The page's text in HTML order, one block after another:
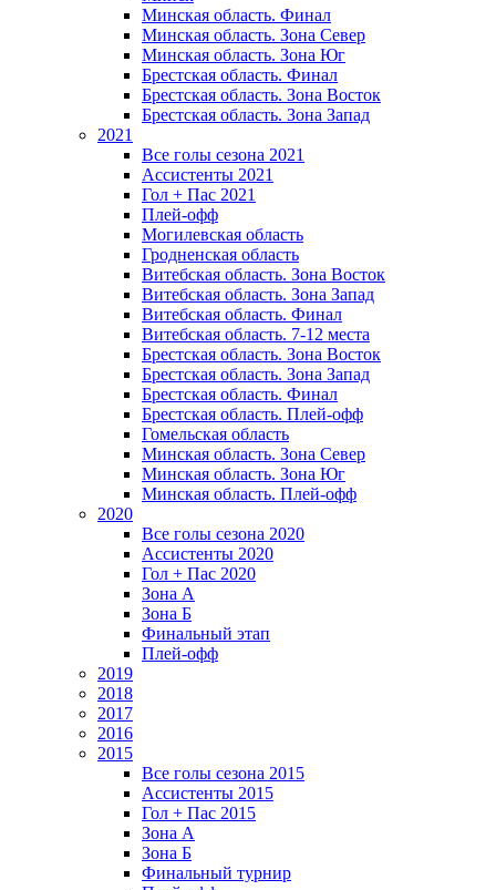
Mинская область. Финал
Минская область. Зона Север
Минская область. Зона Юг
Брестская область. Финал
Брестская область. Зона Восток
Брестская область. Зона Запад
2021
Все голы сезона 2021
Ассистенты 2021
Гол + Пас 2021
Плей-офф
Могилевская область
Гродненская область
Витебская область. Зона Восток
Витебская область. Зона Запад
Витебская область. Финал
Витебская область. 7-12 места
Брестская область. Зона Восток
Брестская область. Зона Запад
Брестская область. Финал
Брестская область. Плей-офф
Гомельская область
Минская область. Зона Север
Минская область. Зона Юг
Минская область. Плей-офф
2020
Все голы сезона 2020
Ассистенты 2020
Гол + Пас 2020
Зона А
Зона Б
Финальный этап
Плей-офф
2019
2018
2017
2016
2015
Все голы сезона 2015
Ассистенты 2015
Гол + Пас 2015
Зона А
Зона Б
Финальный турнир